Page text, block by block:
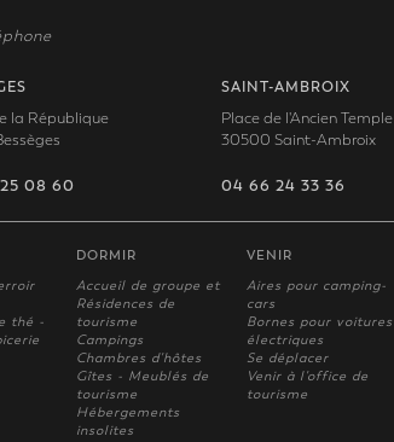
la République
08 60
SAINT-AMBROIX
Place de l'Ancien Temple
30500 Saint-Ambroix
04 66 24 33 36
thé -
DORMIR
Accueil de groupe et
Résidences de
tourisme
Campings
Chambres d'hôtes
Gîtes - Meublés de
tourisme
Hébergements
insolites
VENIR
Aires pour camping-
cars
Bornes pour voitures
électriques
Se déplacer
Venir à l'office de
tourisme